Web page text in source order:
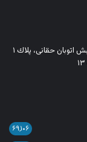
آدرس: تهران - خیابان میرداماد، خیابان مصدق جنوبی،نبش اتوبان حقانی، پلاك ١
۶۹,۱۰۶